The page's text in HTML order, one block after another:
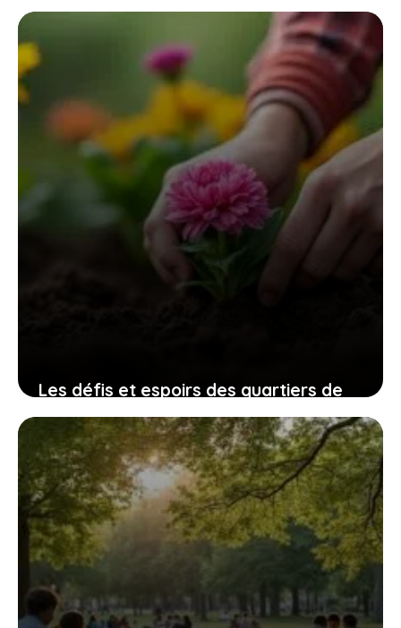
Strasbourg : une étude approfondie
Les défis et espoirs des quartiers de
Villiers-le-Bel décryptés
10 juillet 2026